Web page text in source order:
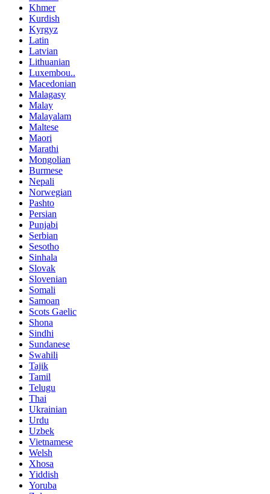
Khmer
Kurdish
Kyrgyz
Latin
Latvian
Lithuanian
Luxembou..
Macedonian
Malagasy
Malay
Malayalam
Maltese
Maori
Marathi
Mongolian
Burmese
Nepali
Norwegian
Pashto
Persian
Punjabi
Serbian
Sesotho
Sinhala
Slovak
Slovenian
Somali
Samoan
Scots Gaelic
Shona
Sindhi
Sundanese
Swahili
Tajik
Tamil
Telugu
Thai
Ukrainian
Urdu
Uzbek
Vietnamese
Welsh
Xhosa
Yiddish
Yoruba